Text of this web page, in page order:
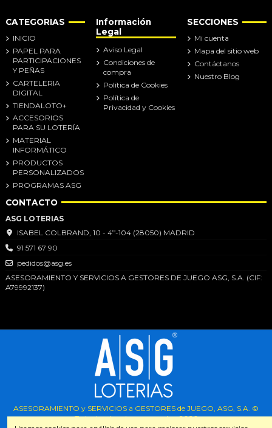
CATEGORIAS
INICIO
PAPEL PARA
PARTICIPACIONES
Y PEÑAS
CARTELERIA
DIGITAL
TIENDALOTO+
ACCESORIOS
PARA SU LOTERÍA
MATERIAL
INFORMÁTICO
PRODUCTOS
PERSONALIZADOS
PROGRAMAS ASG
Información
Legal
Aviso Legal
Condiciones de
compra
Política de Cookies
Política de
Privacidad y Cookies
SECCIONES
Mi cuenta
Mapa del sitio web
Contáctanos
Nuestro Blog
CONTACTO
ASG LOTERIAS
ISABEL COLBRAND, 10 - 4º-104 (28050) MADRID
91 571 67 90
pedidos@asg.es
ASESORAMIENTO Y SERVICIOS A GESTORES DE JUEGO ASG, S.A. (CIF:
A79992137)
ASESORAMIENTO y SERVICIOS a GESTORES de JUEGO, ASG, S.A. ©
Todos los derechos reservados.2026